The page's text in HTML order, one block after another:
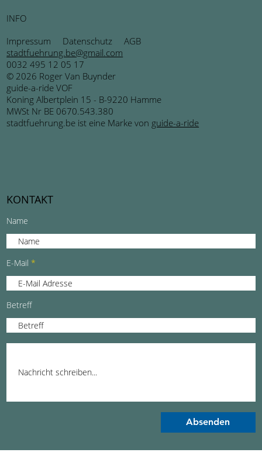
KONTAKT
Name
E-Mail
Betreff
Absenden
INFO
Impressum
Datenschutz
AGB
stadtfuehrung.be@gmail.com
0032 495 12 05 17
© 2026 Roger Van Buynder
guide-a-ride VOF
Koning Albertplein 15 - B-9220 Hamme
MWSt Nr BE 0670.543.380
stadtfuehrung.be ist eine Marke von guide-a-ride